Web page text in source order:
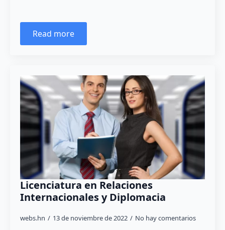
Read more
Licenciatura en Relaciones
Internacionales y Diplomacia
webs.hn 13 de noviembre de 2022 No hay comentarios